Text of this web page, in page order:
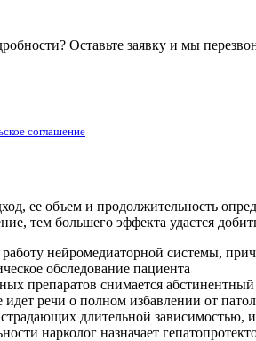
Оставьте заявку и мы
соглашение
ее объем и продолжительность
тем большего эффекта удастся
нейромедиаторной системы,
обследование пациента
препаратов снимается
речи о полном избавлении от
длительной
нарколог назначает